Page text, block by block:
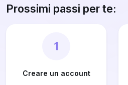
Prossimi passi per te:
1
Creare un account